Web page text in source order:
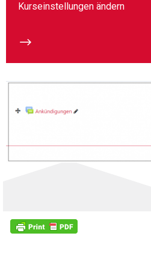
Kurseinstellungen ändern
$